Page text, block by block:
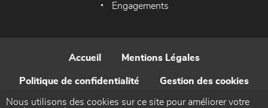
Engagements
Accueil Mentions Légales
Politique de confidentialité Gestion des cookies
Contact
Nous utilisons des cookies sur ce site pour améliorer votre